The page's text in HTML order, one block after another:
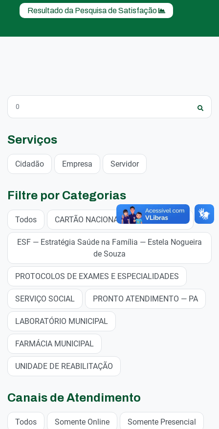
Resultado da Pesquisa de Satisfação
Serviços
Cidadão Empresa Servidor
Filtre por Categorias
Todos CARTÃO NACIONAL DE SAÚDE — CNS
ESF — Estratégia Saúde na Família — Estela Nogueira
de Souza
PROTOCOLOS DE EXAMES E ESPECIALIDADES
SERVIÇO SOCIAL PRONTO ATENDIMENTO — PA
LABORATÓRIO MUNICIPAL
FARMÁCIA MUNICIPAL
UNIDADE DE REABILITAÇÃO
Canais de Atendimento
Todos Somente Online Somente Presencial